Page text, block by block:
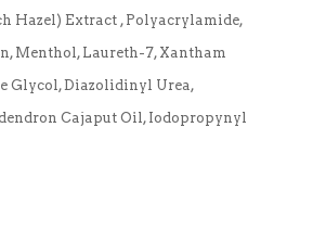
Hazel) Extract , Polyacrylamide,
Menthol, Laureth-7, Xantham
Glycol, Diazolidinyl Urea,
Cajaput Oil, Iodopropynyl